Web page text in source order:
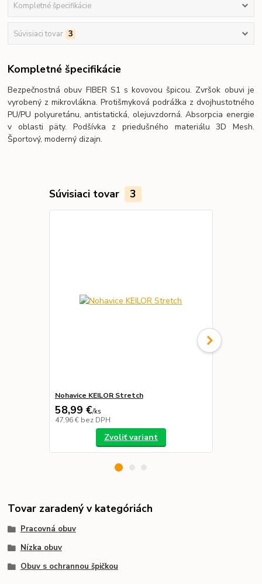
Kompletné špecifikácie
Súvisiaci tovar 3
Kompletné špecifikácie
Bezpečnostná obuv FIBER S1 s kovovou špicou. Zvršok obuvi je
vyrobený z mikrovlákna. Protišmyková podrážka z dvojhustotného
PU/PU polyuretánu, antistatická, olejuvzdorná. Absorpcia energie
v oblasti päty. Podšívka z priedušného materiálu 3D Mesh.
Športový, moderný dizajn.
Súvisiaci tovar 3
Nohavice KEILOR Stretch
58,99 €/ks
47,96 € bez DPH
Zvoliť variant
Tovar zaradený v kategóriách
Pracovná obuv
Nízka obuv
Obuv s ochrannou špičkou